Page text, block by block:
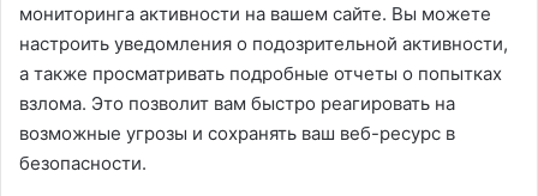
мониторинга активности на вашем сайте. Вы можете
настроить уведомления о подозрительной активности,
а также просматривать подробные отчеты о попытках
взлома. Это позволит вам быстро реагировать на
возможные угрозы и сохранять ваш веб-ресурс в
безопасности.